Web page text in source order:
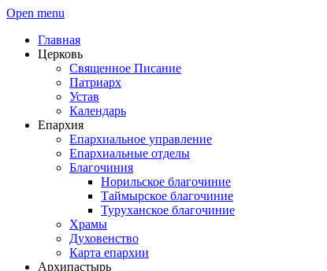
Open menu
Главная
Церковь
Священное Писание
Патриарх
Устав
Календарь
Епархия
Епархиальное управление
Епархиальные отделы
Благочиния
Норильское благочиние
Таймырское благочиние
Туруханское благочиние
Храмы
Духовенство
Карта епархии
Архипастырь